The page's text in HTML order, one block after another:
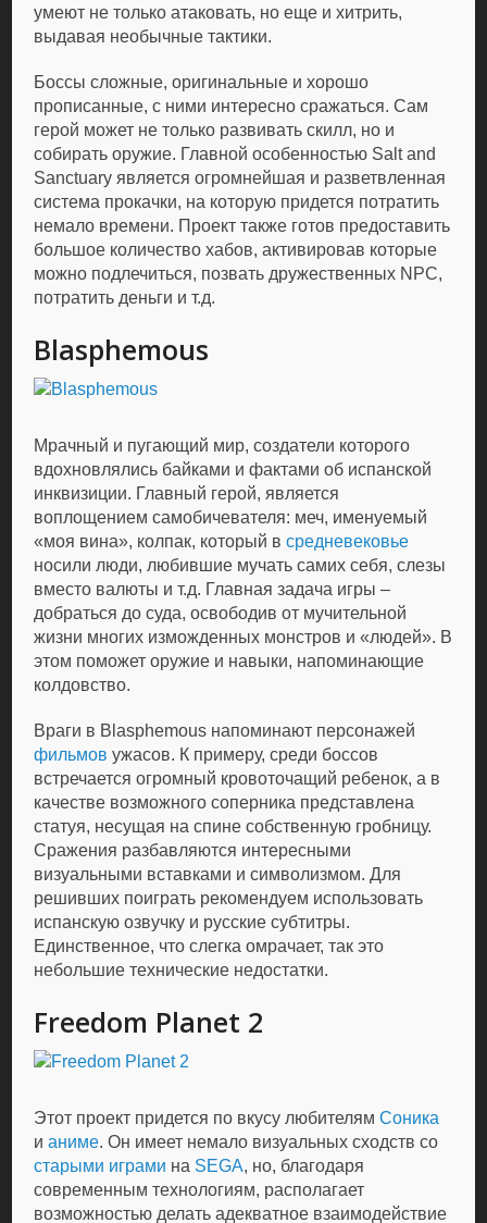
умеют не только атаковать, но еще и хитрить,
выдавая необычные тактики.
Боссы сложные, оригинальные и хорошо
прописанные, с ними интересно сражаться. Сам
герой может не только развивать скилл, но и
собирать оружие. Главной особенностью Salt and
Sanctuary является огромнейшая и разветвленная
система прокачки, на которую придется потратить
немало времени. Проект также готов предоставить
большое количество хабов, активировав которые
можно подлечиться, позвать дружественных NPC,
потратить деньги и т.д.
Blasphemous
Мрачный и пугающий мир, создатели которого
вдохновлялись байками и фактами об испанской
инквизиции. Главный герой, является
воплощением самобичевателя: меч, именуемый
«моя вина», колпак, который всредневековье
носили люди, любившие мучать самих себя, слезы
вместо валюты и т.д. Главная задача игры –
добраться до суда, освободив от мучительной
жизни многих изможденных монстров и «людей». В
этом поможет оружие и навыки, напоминающие
колдовство.
Враги в Blasphemous напоминают персонажей
фильмов ужасов. К примеру, среди боссов
встречается огромный кровоточащий ребенок, а в
качестве возможного соперника представлена
статуя, несущая на спине собственную гробницу.
Сражения разбавляются интересными
визуальными вставками и символизмом. Для
решивших поиграть рекомендуем использовать
испанскую озвучку и русские субтитры.
Единственное, что слегка омрачает, так это
небольшие технические недостатки.
Freedom Planet 2
Этот проект придется по вкусу любителямСоника
ианиме. Он имеет немало визуальных сходств со
старыми играми на SEGA, но, благодаря
современным технологиям, располагает
возможностью делать адекватное взаимодействие